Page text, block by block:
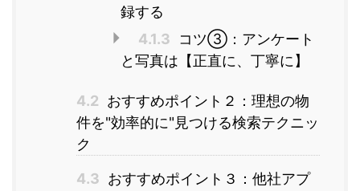
録する
4.1.3
コツ③：アンケート
と写真は【正直に、丁寧に】
4.2 おすすめポイント２：理想の物
件を"効率的に"見つける検索テクニッ
ク
4.3 おすすめポイント３：他社アプ